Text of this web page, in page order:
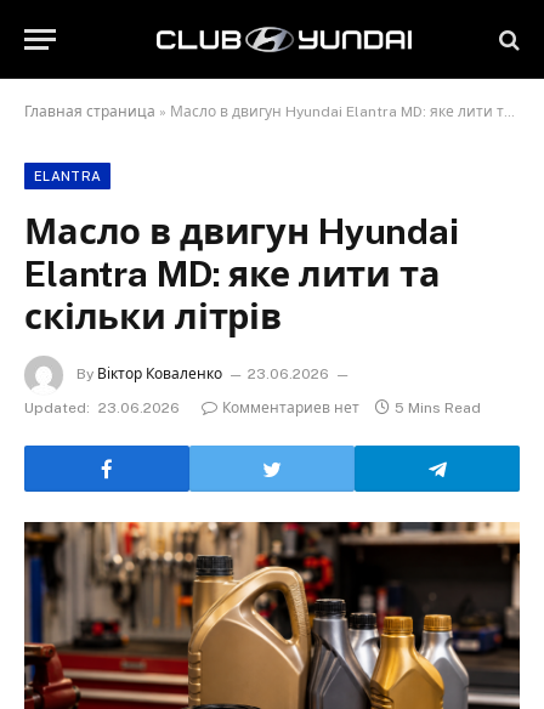
Главная страница » Масло в двигун Hyundai Elantra MD: яке лити та скільки літрів
ELANTRA
Масло в двигун Hyundai
Elantra MD: яке лити та
скільки літрів
By Віктор Коваленко
23.06.2026
Updated: 23.06.2026 Комментариев нет 5 Mins Read